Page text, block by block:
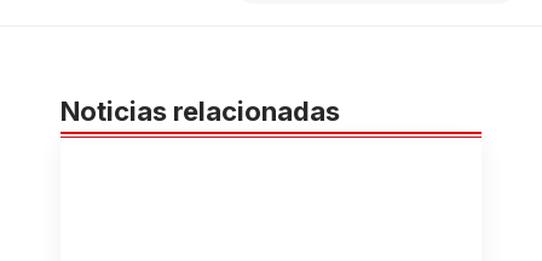
Noticias relacionadas